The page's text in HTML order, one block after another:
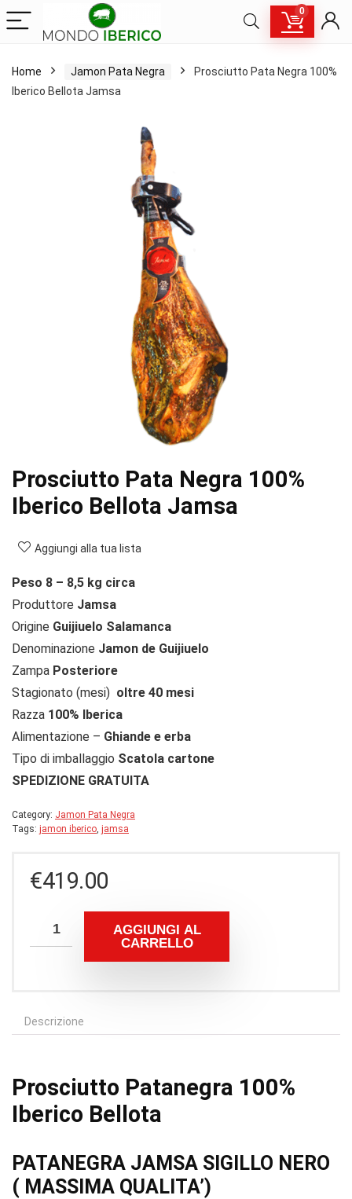
0
Home Jamon Pata Negra
Prosciutto Pata Negra 100%
Iberico Bellota Jamsa
Prosciutto Pata Negra 100%
Iberico Bellota Jamsa
Aggiungi alla tua lista
Peso 8 – 8,5 kg circa
Produttore Jamsa
Origine Guijiuelo Salamanca
Denominazione Jamon de Guijiuelo
Zampa Posteriore
Stagionato (mesi) oltre 40 mesi
Razza 100% Iberica
Alimentazione – Ghiande e erba
Tipo di imballaggio Scatola cartone
SPEDIZIONE GRATUITA
Category: Jamon Pata Negra
Tags: jamon iberico, jamsa
€419.00
AGGIUNGI AL
CARRELLO
Descrizione
Prosciutto Patanegra 100%
Iberico Bellota
PATANEGRA JAMSA SIGILLO NERO
( MASSIMA QUALITA’)